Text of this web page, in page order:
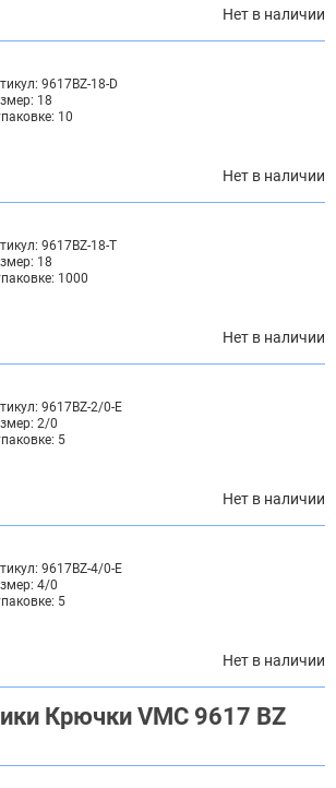
Нет в наличии
9617BZ-18-D
18
10
Нет в наличии
9617BZ-18-T
18
1000
Нет в наличии
9617BZ-2/0-E
2/0
5
Нет в наличии
9617BZ-4/0-E
4/0
5
Нет в наличии
Крючки VMC 9617 BZ